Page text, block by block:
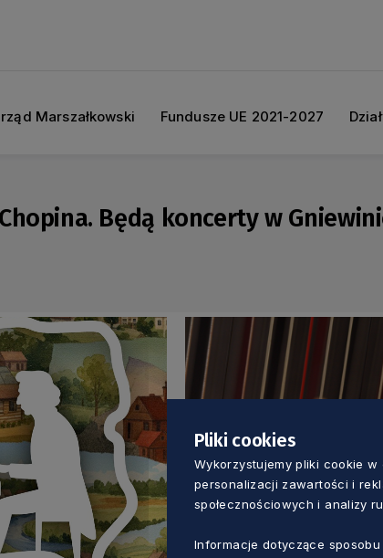
Marszałkowski Fundusze UE 2021-2027
Będą koncerty w
KULTURA
Pliki cookies
Wykorzystujemy pliki cookie
personalizacji zawartości i
społecznościowych i analizy
Informacje dotyczące